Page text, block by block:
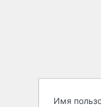
Имя